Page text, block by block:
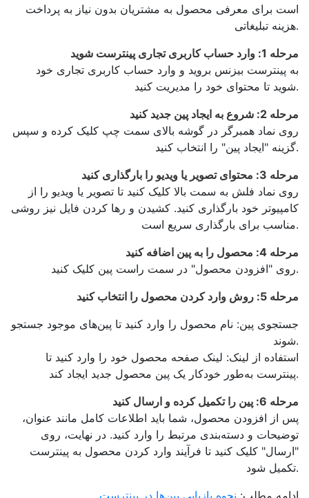
است برای معرفی محصول به مشتریان بدون نیاز به پرداخت
هزینه تبلیغاتی.
مرحله 1: وارد حساب کاربری تجاری پینترست شوید
به پینترست بیزنس بروید و وارد حساب کاربری تجاری خود
شوید تا محتوای خود را مدیریت کنید.
مرحله 2: شروع به ایجاد پین جدید کنید
روی نماد همبرگر در گوشه بالای سمت چپ کلیک کرده و سپس
گزینه "ایجاد پین" را انتخاب کنید.
مرحله 3: محتوای تصویر یا ویدیو را بارگذاری کنید
روی نماد فلش به سمت بالا کلیک کنید تا تصویر یا ویدیو را از
کامپیوتر خود بارگذاری کنید. کشیدن و رها کردن فایل نیز روشی
مناسب برای بارگذاری سریع است.
مرحله 4: محصول را به پین اضافه کنید
روی "افزودن محصول" در سمت راست پین کلیک کنید.
مرحله 5: روش وارد کردن محصول را انتخاب کنید
جستجوی پین: نام محصول را وارد کنید تا پین‌های موجود جستجو
شوند.
استفاده از لینک: لینک صفحه محصول خود را وارد کنید تا
پینترست به‌طور خودکار یک پین محصول جدید ایجاد کند.
مرحله 6: پین را تکمیل کرده و ارسال کنید
پس از افزودن محصول، شما باید اطلاعات کامل مانند عنوان،
توضیحات و دسته‌بندی مرتبط را وارد کنید. در نهایت، روی
"ارسال" کلیک کنید تا فرآیند وارد کردن محصول به پینترست
تکمیل شود.
ادامه مطلب: نحوه بازیابی پین‌ها در پینترست